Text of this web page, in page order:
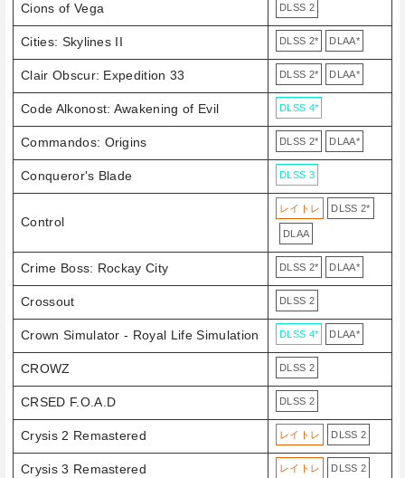
Cions of Vega DLSS 2
Cities: Skylines II DLSS 2* DLAA*
Clair Obscur: Expedition 33 DLSS 2* DLAA*
Code Alkonost: Awakening of Evil DLSS 4*
Commandos: Origins DLSS 2* DLAA*
Conqueror's Blade DLSS 3
Control
レイトレ DLSS 2*
DLAA
Crime Boss: Rockay City DLSS 2* DLAA*
Crossout DLSS 2
Crown Simulator - Royal Life Simulation DLSS 4* DLAA*
CROWZ DLSS 2
CRSED F.O.A.D DLSS 2
Crysis 2 Remastered レイトレ DLSS 2
Crysis 3 Remastered レイトレ DLSS 2